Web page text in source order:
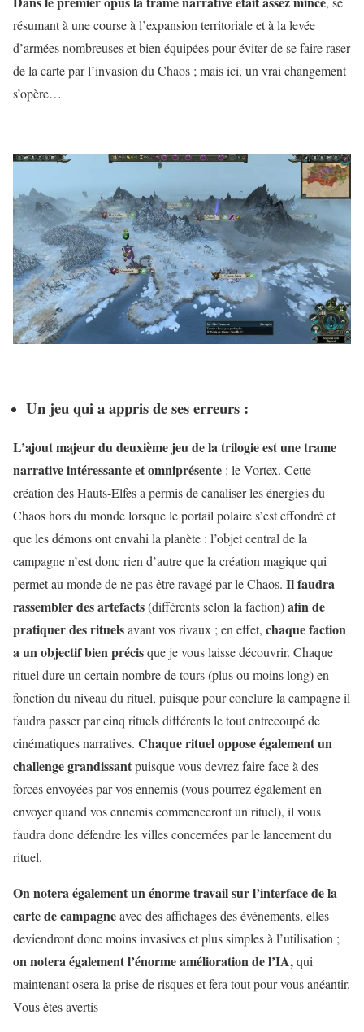
résumant à une course à l’expansion territoriale et à la levée
d’armées nombreuses et bien équipées pour éviter de se faire raser
de la carte par l’invasion du Chaos ; mais ici, un vrai changement
s’opère…
Un jeu qui a appris de ses erreurs :
L’ajout majeur du deuxième jeu de la trilogie est une trame
narrative intéressante et omniprésente : le Vortex. Cette
création des Hauts-Elfes a permis de canaliser les énergies du
Chaos hors du monde lorsque le portail polaire s’est effondré et
que les démons ont envahi la planète : l’objet central de la
campagne n’est donc rien d’autre que la création magique qui
permet au monde de ne pas être ravagé par le Chaos. Il faudra
rassembler des artefacts(différents selon la faction)afin de
pratiquer des rituelsavant vos rivaux ; en effet, chaque faction
a un objectif bien précisque je vous laisse découvrir. Chaque
rituel dure un certain nombre de tours (plus ou moins long) en
fonction du niveau du rituel, puisque pour conclure la campagne il
faudra passer par cinq rituels différents le tout entrecoupé de
cinématiques narratives. Chaque rituel oppose également un
challenge grandissantpuisque vous devrez faire face à des
forces envoyées par vos ennemis (vous pourrez également en
envoyer quand vos ennemis commenceront un rituel), il vous
faudra donc défendre les villes concernées par le lancement du
rituel.
On notera également un énorme travail sur l’interface de la
carte de campagneavec des affichages des événements, elles
deviendront donc moins invasives et plus simples à l’utilisation ;
on notera également l’énorme amélioration de l’IA,qui
maintenant osera la prise de risques et fera tout pour vous anéantir.
Vous êtes avertis